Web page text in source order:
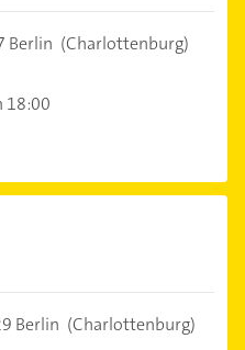
Berlin (Charlottenburg)
18:00
Berlin (Charlottenburg)